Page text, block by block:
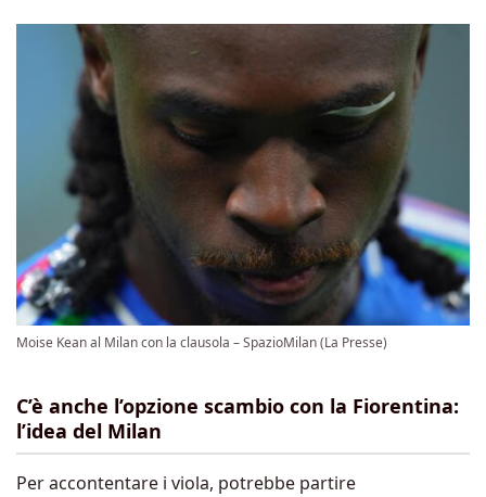
Moise Kean al Milan con la clausola – SpazioMilan (La Presse)
C’è anche l’opzione scambio con la Fiorentina:
l’idea del Milan
Per accontentare i viola, potrebbe partire